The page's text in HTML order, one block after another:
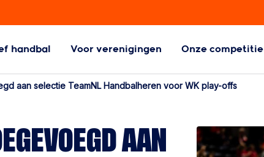
handbal Voor verenigingen Onze competitie
Handball
Aangepaste
Handbalvormen
handbalvormen
aan selectie TeamNL Handbalheren voor WK play-offs
AAN